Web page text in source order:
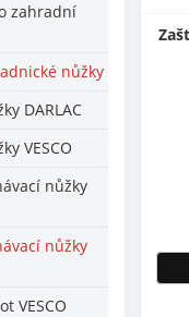
zahradní
nůžky
DARLAC
VESCO
nůžky
nůžky
VESCO